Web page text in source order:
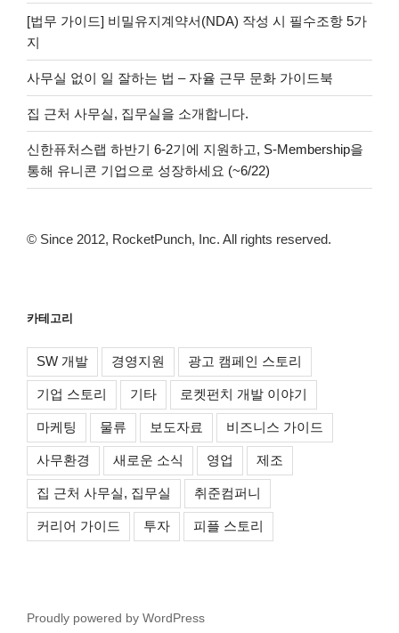
[법무 가이드] 비밀유지계약서(NDA) 작성 시 필수조항 5가
지
사무실 없이 일 잘하는 법 – 자율 근무 문화 가이드북
집 근처 사무실, 집무실을 소개합니다.
신한퓨처스랩 하반기 6-2기에 지원하고, S-Membership을
통해 유니콘 기업으로 성장하세요 (~6/22)
© Since 2012, RocketPunch, Inc. All rights reserved.
카테고리
SW 개발 경영지원 광고 캠페인 스토리
기업 스토리 기타 로켓펀치 개발 이야기
마케팅 물류 보도자료 비즈니스 가이드
사무환경 새로운 소식 영업 제조
집 근처 사무실, 집무실 취준컴퍼니
커리어 가이드 투자 피플 스토리
Proudly powered by WordPress